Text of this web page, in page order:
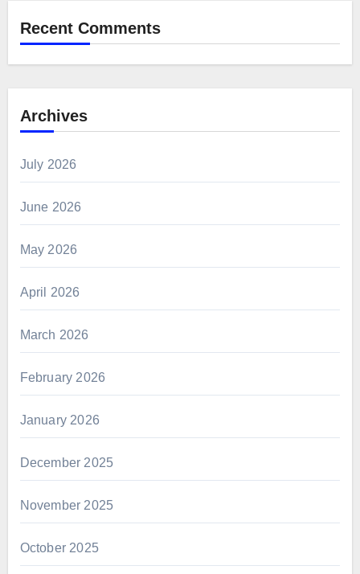
Recent Comments
Archives
July 2026
June 2026
May 2026
April 2026
March 2026
February 2026
January 2026
December 2025
November 2025
October 2025